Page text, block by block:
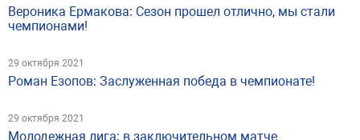
Вероника Ермакова: Сезон прошел отлично, мы стали
чемпионами!
29 октября 2021
Роман Езопов: Заслуженная победа в чемпионате!
29 октября 2021
Молодежная лига: в заключительном матче